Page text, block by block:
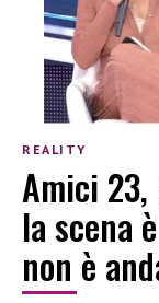
REALITY
Amici
la scena
non è